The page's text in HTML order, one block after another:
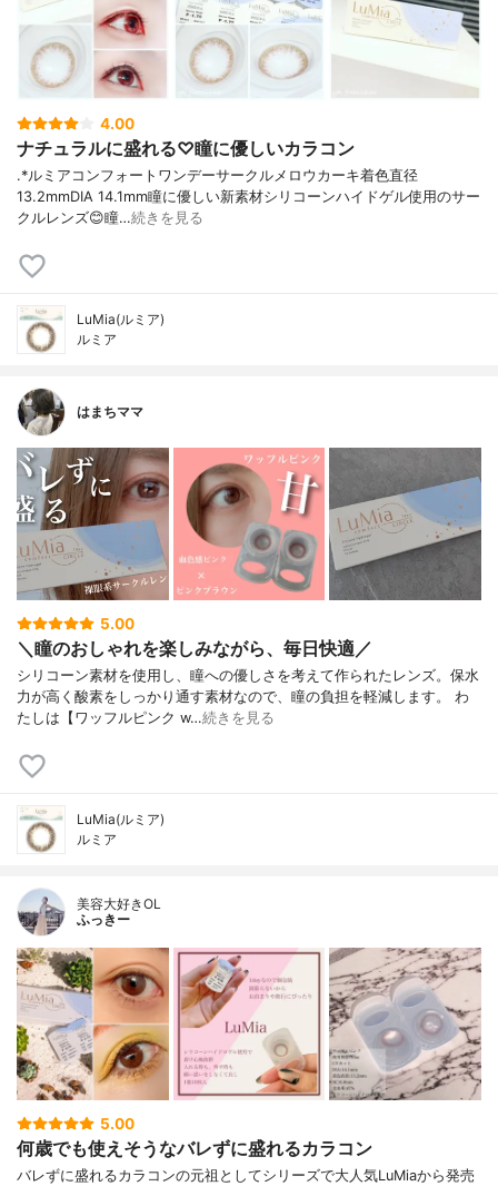
4.00
ナチュラルに盛れる♡瞳に優しいカラコン
︎.*ルミアコンフォートワンデーサークル⁡メロウカーキ着色直径
13.2mmDIA 14.1mm⁡瞳に優しい新素材シリコーンハイドゲル使用のサー
クルレンズ😊⁡瞳…続きを見る
LuMia(ルミア)
ルミア
はまちママ
5.00
＼瞳のおしゃれを楽しみながら、毎日快適／
シリコーン素材を使用し、瞳への優しさを考えて作られたレンズ。保水
力が高く酸素をしっかり通す素材なので、瞳の負担を軽減します。 わ
たしは【ワッフルピンク w…続きを見る
LuMia(ルミア)
ルミア
美容大好きOL
ふっきー
5.00
何歳でも使えそうなバレずに盛れるカラコン
バレずに盛れるカラコンの元祖としてシリーズで大人気LuMiaから発売